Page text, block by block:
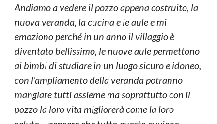
Andiamo a vedere il pozzo appena costruito, la
nuova veranda, la cucina e le aule e mi
emoziono perché in un anno il villaggio è
diventato bellissimo, le nuove aule permettono
ai bimbi di studiare in un luogo sicuro e idoneo,
con l’ampliamento della veranda potranno
mangiare tutti assieme ma soprattutto con il
pozzo la loro vita migliorerà come la loro